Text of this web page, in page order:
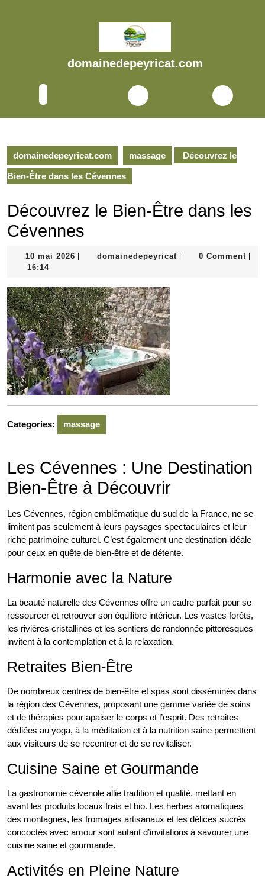
domainedepeyricat.com
domainedepeyricat.com massage Découvrez le
Bien-Être dans les Cévennes
Découvrez le Bien-Être dans les
Cévennes
10 mai 2026 10| domainedepeyricat domainedepeyricat
| 0 Comment |
16:14
Categories: massage
Les Cévennes : Une Destination
Bien-Être à Découvrir
Les Cévennes, région emblématique du sud de la France, ne se
limitent pas seulement à leurs paysages spectaculaires et leur
riche patrimoine culturel. C’est également une destination idéale
pour ceux en quête de bien-être et de détente.
Harmonie avec la Nature
La beauté naturelle des Cévennes offre un cadre parfait pour se
ressourcer et retrouver son équilibre intérieur. Les vastes forêts,
les rivières cristallines et les sentiers de randonnée pittoresques
invitent à la contemplation et à la relaxation.
Retraites Bien-Être
De nombreux centres de bien-être et spas sont disséminés dans
la région des Cévennes, proposant une gamme variée de soins
et de thérapies pour apaiser le corps et l’esprit. Des retraites
dédiées au yoga, à la méditation et à la nutrition saine permettent
aux visiteurs de se recentrer et de se revitaliser.
Cuisine Saine et Gourmande
La gastronomie cévenole allie tradition et qualité, mettant en
avant les produits locaux frais et bio. Les herbes aromatiques
des montagnes, les fromages artisanaux et les délices sucrés
concoctés avec amour sont autant d’invitations à savourer une
cuisine saine et gourmande.
Activités en Pleine Nature